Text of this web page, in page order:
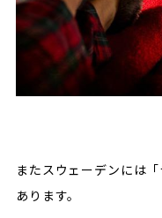
またスウェーデンには
あります。